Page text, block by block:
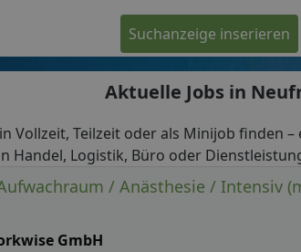
Suchanzeige inserieren
Aktuelle Jobs in
Vollzeit, Teilzeit oder als Minijob finden
Handel, Logistik, Büro oder
/ Anästhesie / Intensiv
GmbH